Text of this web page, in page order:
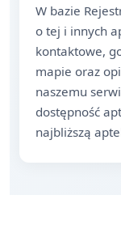
W bazie
o tej i innych
kontaktowe,
mapie oraz
naszemu
dostępność
najbliższą